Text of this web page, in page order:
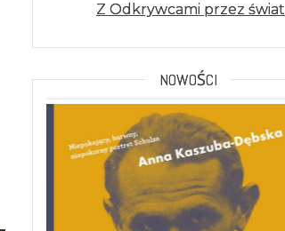
Z Odkrywcami przez świat
NOWOŚCI